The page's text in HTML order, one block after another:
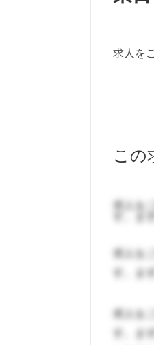
求人を
この
求人を
す。ま
求人を
す。ま
求人を
す。ま